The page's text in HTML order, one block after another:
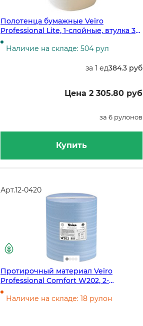
Полотенца бумажные Veiro
Professional Lite, 1-слойные, втулка 38
мм, белые, 6 рулонов в упаковке
Наличие на складе: 504 рул
за 1 ед384.3 руб
Цена 2 305.80 руб
за 6 рулонов
Купить
Арт.12-0420
Протирочный материал Veiro
Professional Comfort W202, 2-
слойный, синий, 1000 листов, 2
рулона в упаковке
Наличие на складе: 18 рулон